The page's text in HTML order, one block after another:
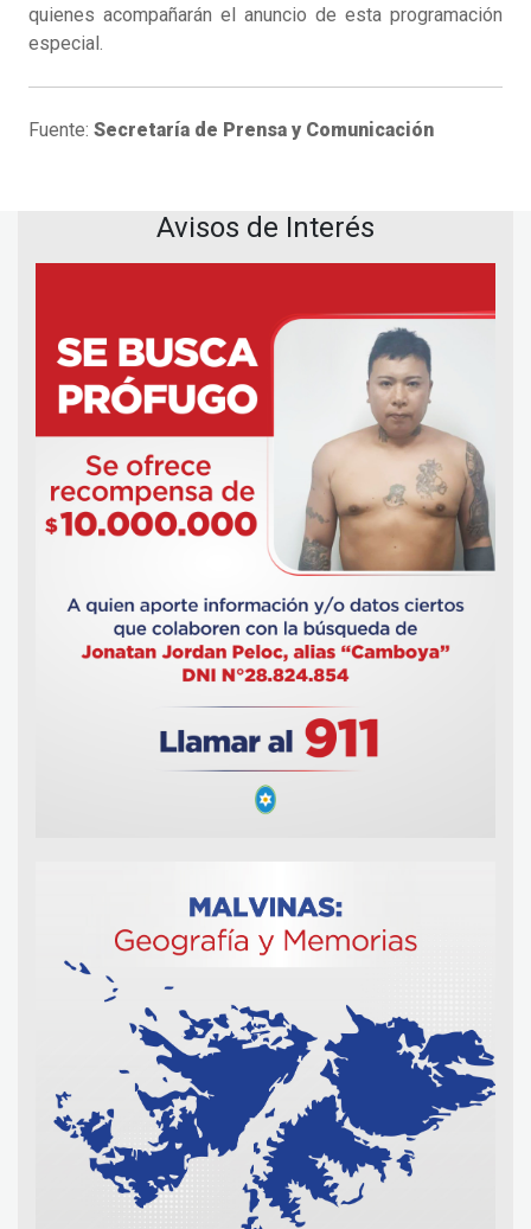
quienes acompañarán el anuncio de esta programación
especial.
Fuente: Secretaría de Prensa y Comunicación
Avisos de Interés